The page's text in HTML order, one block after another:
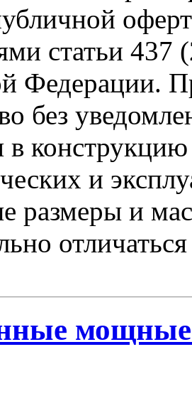
статьи 437
Федерации.
без
в
и
размеры и